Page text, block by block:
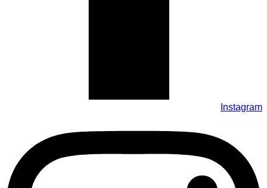
Instagram